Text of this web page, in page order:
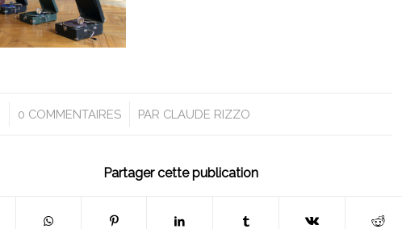
0 COMMENTAIRES
/ PAR CLAUDE RIZZO
Partager cette publication